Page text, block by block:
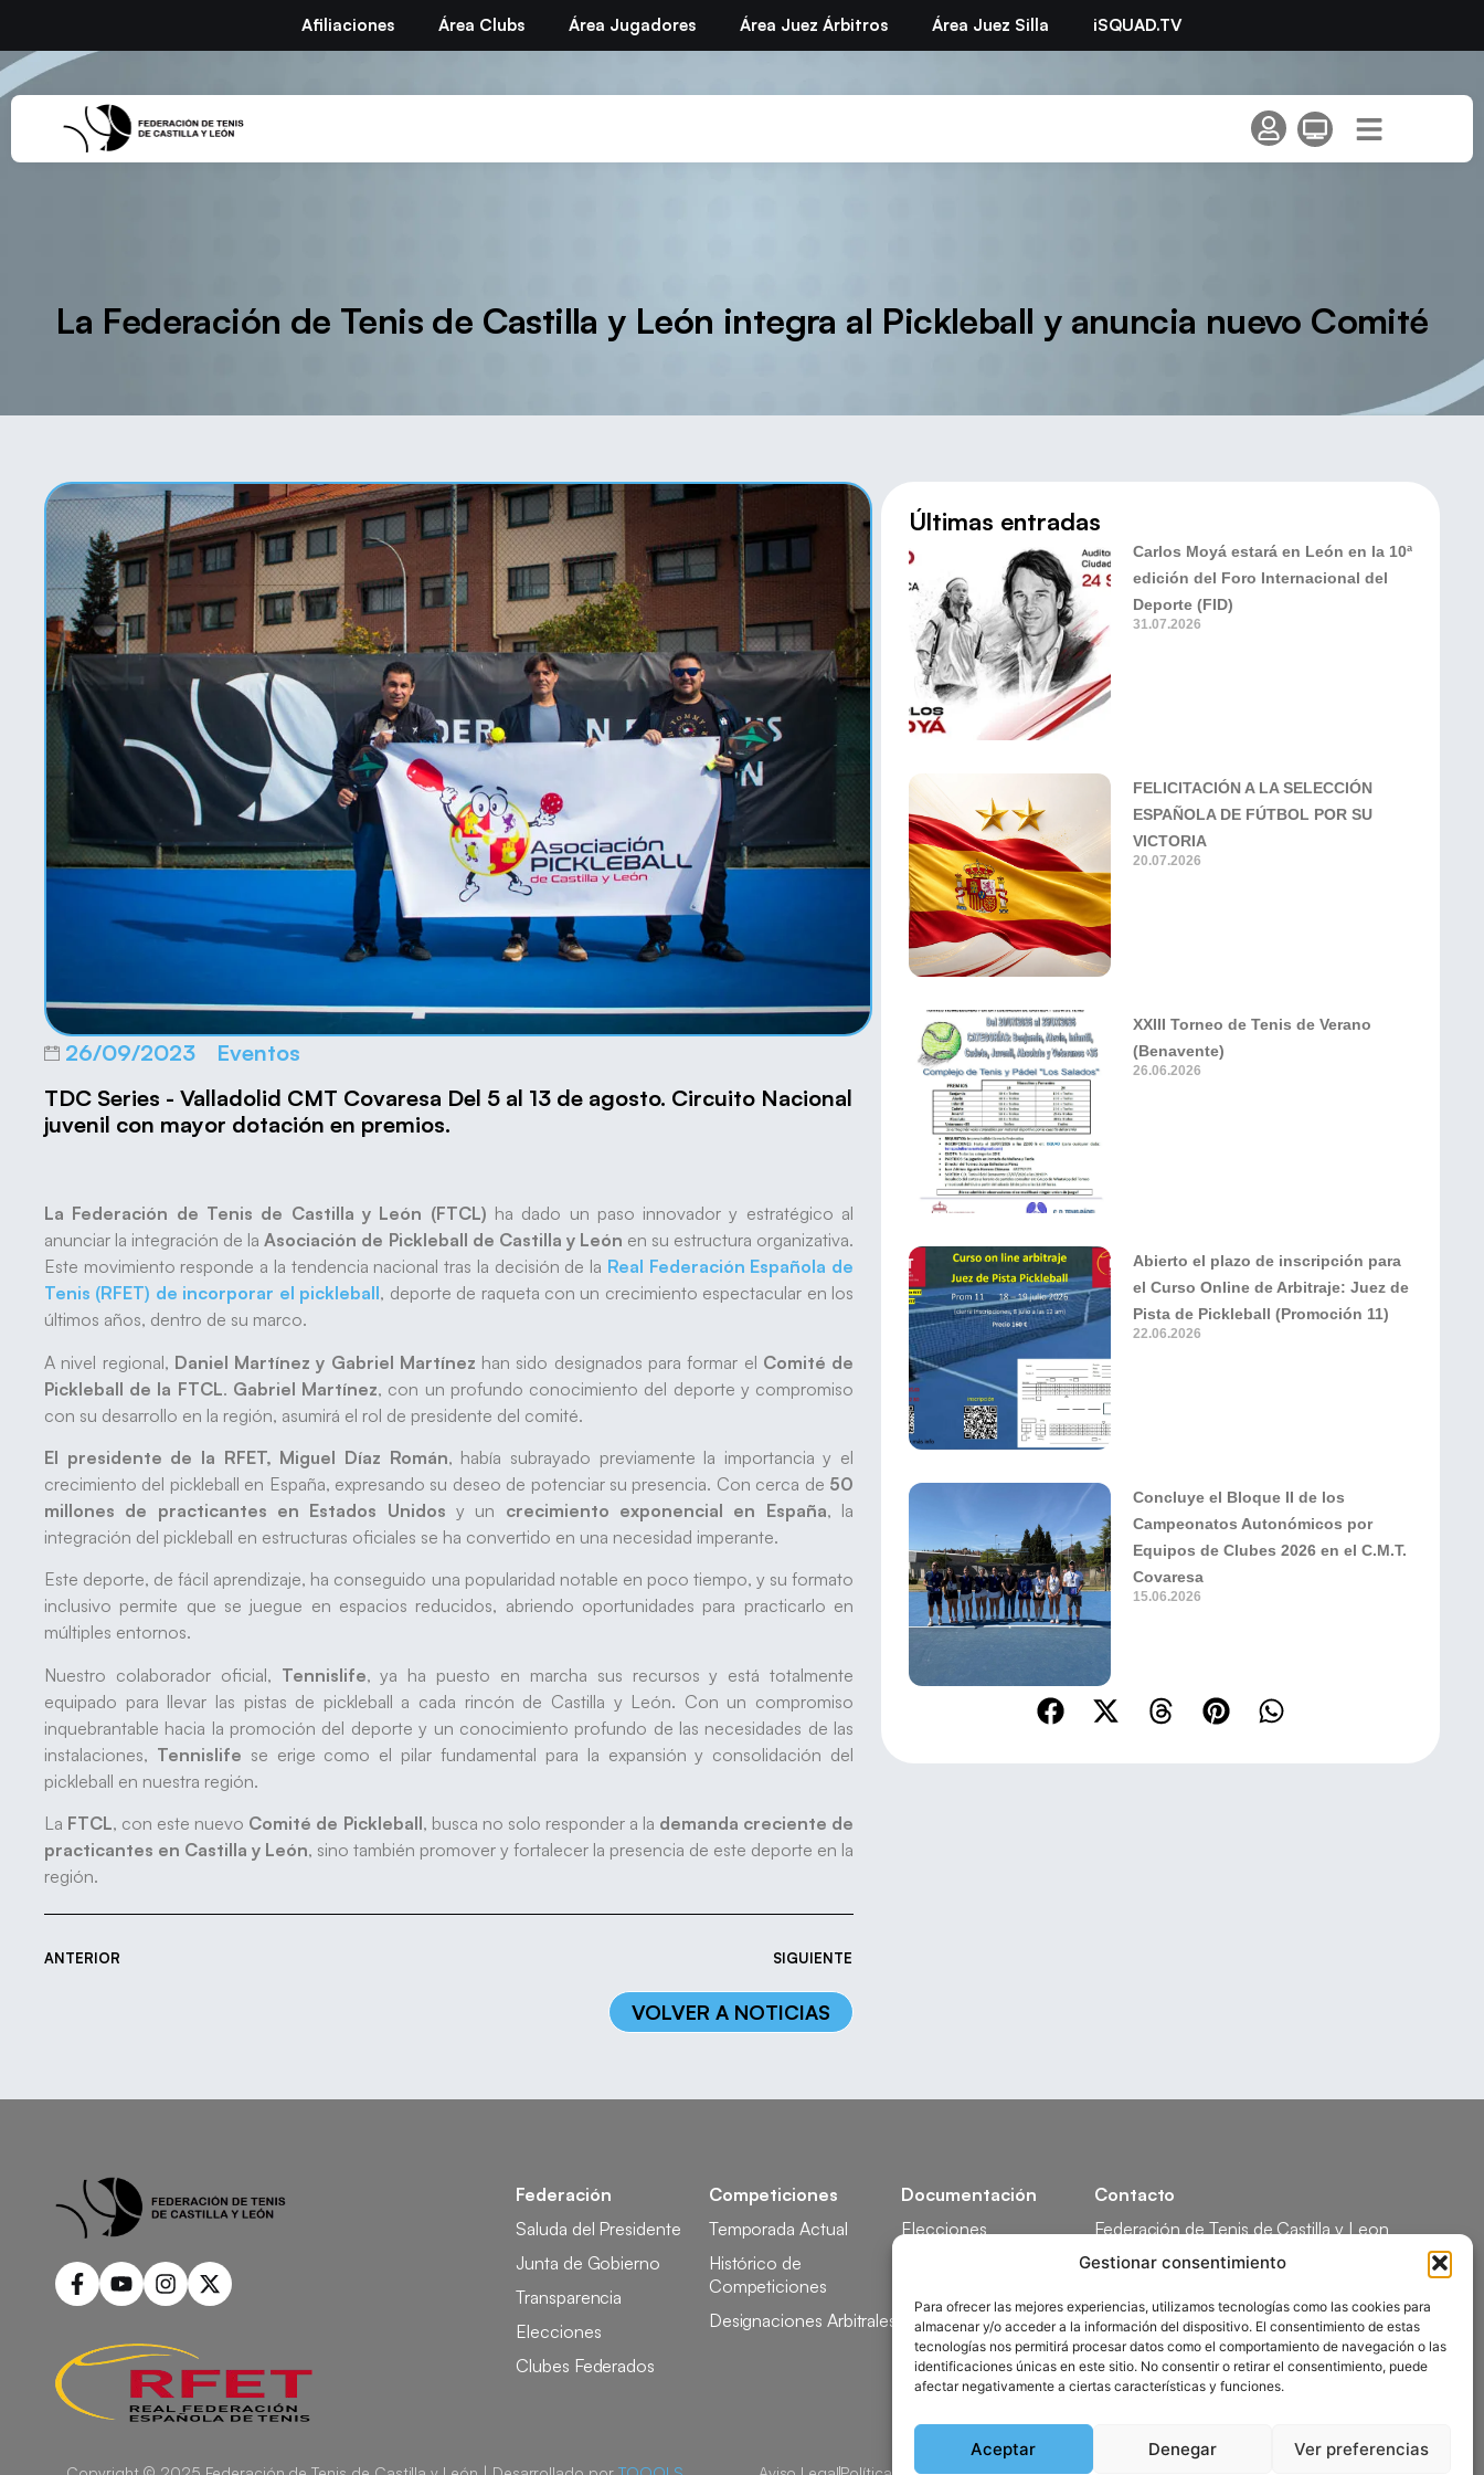
Gestionar consentimiento
Para ofrecer las mejores experiencias, utilizamos tecnologías como las cookies para
almacenar y/o acceder a la información del dispositivo. El consentimiento de estas
tecnologías nos permitirá procesar datos como el comportamiento de navegación o las
identificaciones únicas en este sitio. No consentir o retirar el consentimiento, puede
afectar negativamente a ciertas características y funciones.
Aceptar Denegar Ver preferencias
Afiliaciones Área Clubs Área Jugadores Área Juez Árbitros Área Juez Silla iSQUAD.TV
La Federación de Tenis de Castilla y León integra al Pickleball y anuncia nuevo Comité
26/09/2023
Eventos
TDC Series - Valladolid CMT Covaresa Del 5 al 13 de agosto. Circuito Nacional
juvenil con mayor dotación en premios.
La Federación de Tenis de Castilla y León (FTCL) ha dado un paso innovador y estratégico al
anunciar la integración de laAsociación de Pickleball de Castilla y León en su estructura organizativa.
Este movimiento responde a la tendencia nacional tras la decisión de la Real Federación Española de
Tenis (RFET) de incorporar el pickleball, deporte de raqueta con un crecimiento espectacular en los
últimos años, dentro de su marco.
A nivel regional, Daniel Martínez y Gabriel Martínez han sido designados para formar el Comité de
Pickleball de la FTCL. Gabriel Martínez, con un profundo conocimiento del deporte y compromiso
con su desarrollo en la región, asumirá el rol de presidente del comité.
El presidente de la RFET, Miguel Díaz Román, había subrayado previamente la importancia y el
crecimiento del pickleball en España, expresando su deseo de potenciar su presencia. Con cerca de 50
millones de practicantes en Estados Unidos y un crecimiento exponencial en España, la
integración del pickleball en estructuras oficiales se ha convertido en una necesidad imperante.
Este deporte, de fácil aprendizaje, ha conseguido una popularidad notable en poco tiempo, y su formato
inclusivo permite que se juegue en espacios reducidos, abriendo oportunidades para practicarlo en
múltiples entornos.
Nuestro colaborador oficial, Tennislife, ya ha puesto en marcha sus recursos y está totalmente
equipado para llevar las pistas de pickleball a cada rincón de Castilla y León. Con un compromiso
inquebrantable hacia la promoción del deporte y un conocimiento profundo de las necesidades de las
instalaciones, Tennislife se erige como el pilar fundamental para la expansión y consolidación del
pickleball en nuestra región.
La FTCL, con este nuevo Comité de Pickleball, busca no solo responder a la demanda creciente de
practicantes en Castilla y León, sino también promover y fortalecer la presencia de este deporte en la
región.
ANTERIOR SIGUIENTE
VOLVER A NOTICIAS
Últimas entradas
Carlos Moyá estará en León en la 10ª
edición del Foro Internacional del
Deporte (FID)
31.07.2026
FELICITACIÓN A LA SELECCIÓN
ESPAÑOLA DE FÚTBOL POR SU
VICTORIA
20.07.2026
XXIII Torneo de Tenis de Verano
(Benavente)
26.06.2026
Abierto el plazo de inscripción para
el Curso Online de Arbitraje: Juez de
Pista de Pickleball (Promoción 11)
22.06.2026
Concluye el Bloque II de los
Campeonatos Autonómicos por
Equipos de Clubes 2026 en el C.M.T.
Covaresa
15.06.2026
Federación
Saluda del Presidente
Junta de Gobierno
Transparencia
Elecciones
Clubes Federados
Competiciones
Temporada Actual
Histórico de
Competiciones
Designaciones Arbitrales
Documentación
Elecciones
Competición
Tecnificación
Docencia
Contacto
Federación de Tenis de Castilla y Leon
Calle Federico García Lorca, 1, 47008
Valladolid
comunicacion@ftcl.es
983 24 94 26